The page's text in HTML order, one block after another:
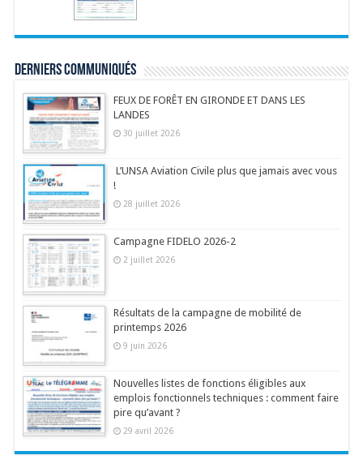
Derniers communiqués
FEUX DE FORÊT EN GIRONDE ET DANS LES
LANDES
30 juillet 2026
L’UNSA Aviation Civile plus que jamais avec vous
!
28 juillet 2026
Campagne FIDELO 2026-2
2 juillet 2026
Résultats de la campagne de mobilité de
printemps 2026
9 juin 2026
Nouvelles listes de fonctions éligibles aux
emplois fonctionnels techniques : comment faire
pire qu’avant ?
29 avril 2026